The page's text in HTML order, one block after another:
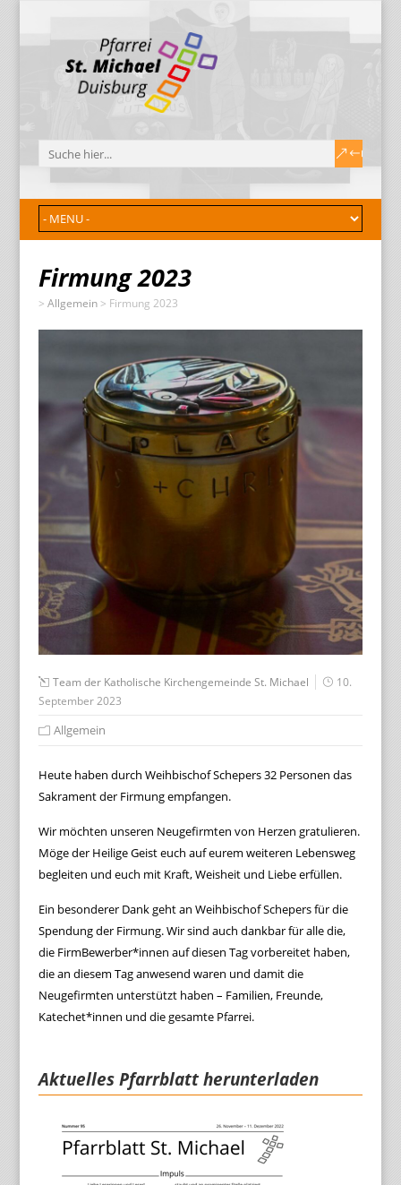
Firmung 2023
> Allgemein> Firmung 2023
Team der Katholische Kirchengemeinde St. Michael
10.
September 2023
Allgemein
Heute haben durch Weihbischof Schepers 32 Personen das
Sakrament der Firmung empfangen.
Wir möchten unseren Neugefirmten von Herzen gratulieren.
Möge der Heilige Geist euch auf eurem weiteren Lebensweg
begleiten und euch mit Kraft, Weisheit und Liebe erfüllen.
Ein besonderer Dank geht an Weihbischof Schepers für die
Spendung der Firmung. Wir sind auch dankbar für alle die,
die FirmBewerber*innen auf diesen Tag vorbereitet haben,
die an diesem Tag anwesend waren und damit die
Neugefirmten unterstützt haben – Familien, Freunde,
Katechet*innen und die gesamte Pfarrei.
Aktuelles Pfarrblatt herunterladen